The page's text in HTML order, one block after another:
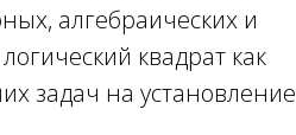
алгебраических и
квадрат как
задач на установление